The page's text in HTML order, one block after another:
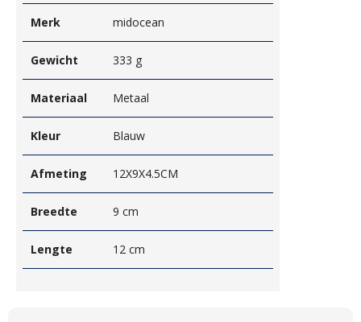
Merk midocean
Gewicht 333 g
Materiaal Metaal
Kleur Blauw
Afmeting 12X9X4.5CM
Breedte 9 cm
Lengte 12 cm